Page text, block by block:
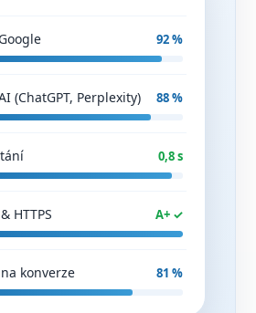
92 %
(ChatGPT, Perplexity) 88 %
0,8 s
HTTPS A+ ✓
konverze 81 %